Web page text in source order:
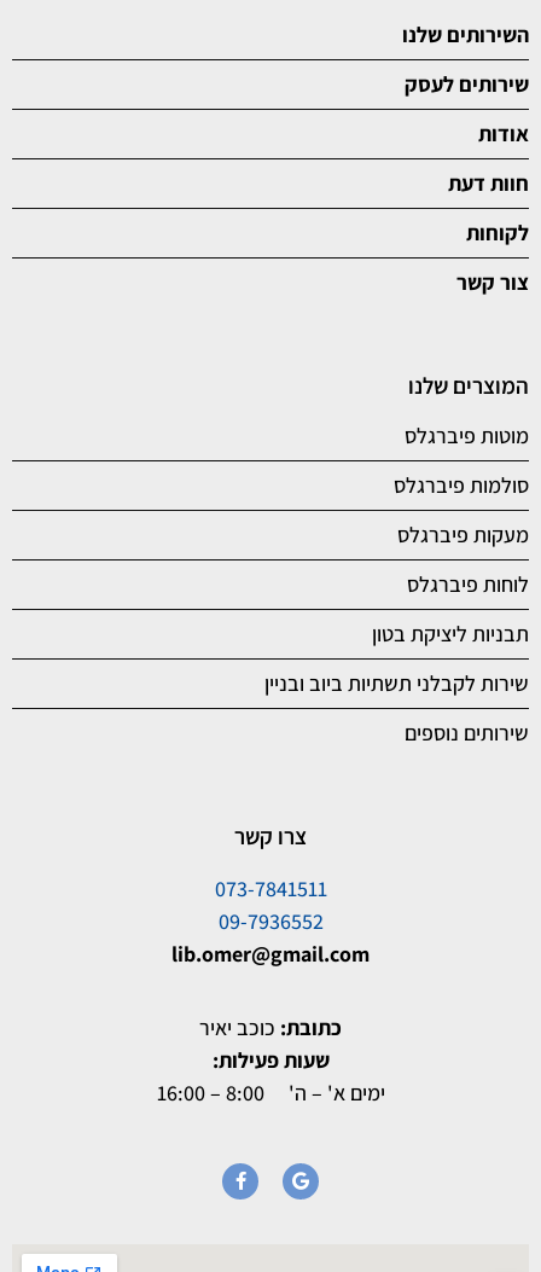
השירותים שלנו
שירותים לעסק
אודות
חוות דעת
לקוחות
צור קשר
המוצרים שלנו
מוטות פיברגלס
סולמות פיברגלס
מעקות פיברגלס
לוחות פיברגלס
תבניות ליציקת בטון
שירות לקבלני תשתיות ביוב ובניין
שירותים נוספים
צרו קשר
073-7841511
09-7936552
lib.omer@gmail.com
כתובת: כוכב יאיר
שעות פעילות:
ימים א' – ה' 8:00 – 16:00